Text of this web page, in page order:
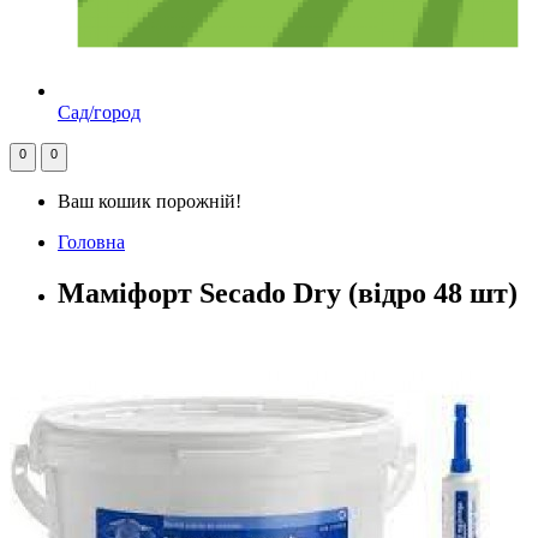
Сад/город
0 0
Ваш кошик порожній!
Головна
Маміфорт Secado Dry (відро 48 шт)